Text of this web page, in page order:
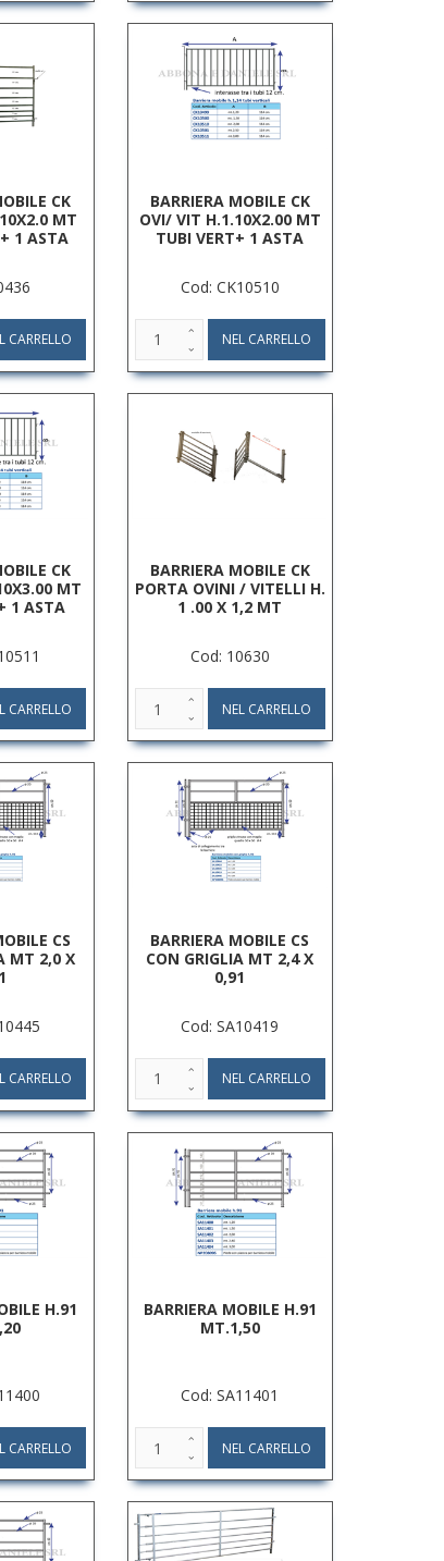
CK
MT
1 ASTA
BARRIERA MOBILE CK
OVI/ VIT H.1.10X2.00 MT
TUBI VERT+ 1 ASTA
Cod: CK10510
CK
MT
1 ASTA
BARRIERA MOBILE CK
PORTA OVINI / VITELLI H.
1 .00 X 1,2 MT
Cod: 10630
CS
MT 2,0 X
BARRIERA MOBILE CS
CON GRIGLIA MT 2,4 X
0,91
Cod: SA10419
H.91
BARRIERA MOBILE H.91
MT.1,50
Cod: SA11401